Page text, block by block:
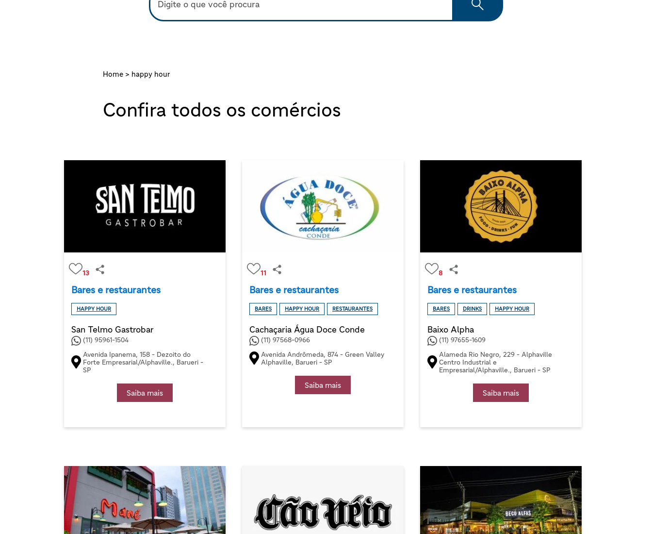
Home > happy hour
Confira todos os comércios
13
Bares e restaurantes
HAPPY HOUR
San Telmo Gastrobar
(11) 95961-1504
Avenida Ipanema, 158 - Dezoito do
Forte Empresarial/Alphaville., Barueri -
SP
Saiba mais
11
Bares e restaurantes
BARES HAPPY HOUR RESTAURANTES
Cachaçaria Água Doce Conde
(11) 97568-0966
Avenida Andrômeda, 874 - Green Valley
Alphaville, Barueri - SP
Saiba mais
8
Bares e restaurantes
BARES DRINKS HAPPY HOUR
Baixo Alpha
(11) 97655-1609
Alameda Rio Negro, 229 - Alphaville
Centro Industrial e
Empresarial/Alphaville., Barueri - SP
Saiba mais